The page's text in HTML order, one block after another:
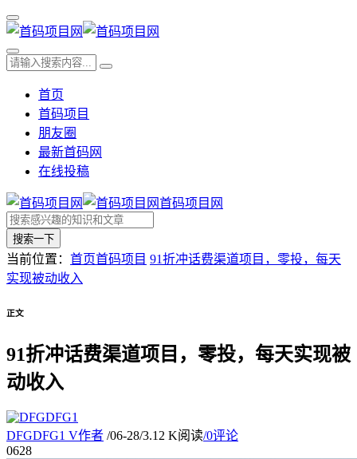
首页
首码项目
朋友圈
最新首码网
在线投稿
首码项目网
搜索一下
当前位置： 首页首码项目 91折冲话费渠道项目，零投，每天
实现被动收入
正文
91折冲话费渠道项目，零投，每天实现被
动收入
DFGDFG1 V作者 /06-28/3.12 K阅读/0评论
0628